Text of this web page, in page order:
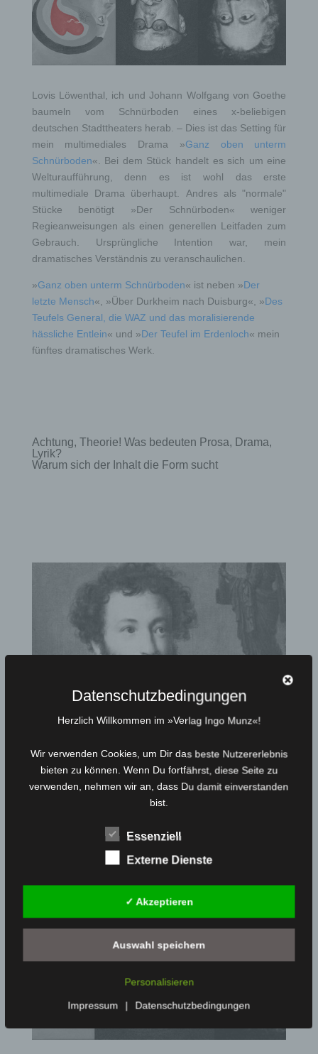
Lovis Löwenthal, ich und Johann Wolfgang von Goethe
baumeln vom Schnürboden eines x-beliebigen
deutschen Stadttheaters herab. – Dies ist das Setting für
mein multimediales Drama »Ganz oben unterm
Schnürboden«. Bei dem Stück handelt es sich um eine
Welturaufführung, denn es ist wohl das erste
multimediale Drama überhaupt. Andres als "normale"
Stücke benötigt »Der Schnürboden« weniger
Regieanweisungen als einen generellen Leitfaden zum
Gebrauch. Ursprüngliche Intention war, mein
dramatisches Verständnis zu veranschaulichen.
»Ganz oben unterm Schnürboden« ist neben »Der
letzte Mensch«, »Über Durkheim nach Duisburg«, »Des
Teufels General, die WAZ und das moralisierende
hässliche Entlein« und »Der Teufel im Erdenloch« mein
fünftes dramatisches Werk.
Achtung, Theorie! Was bedeuten Prosa, Drama,
Lyrik?
Warum sich der Inhalt die Form sucht
Literarisches Verständnis: Prosa
Starker Tobak! Warum, wer sendungsbewusst ist, am
besten Prosa verfertigt und Antwort auf die Frage,
wieder vergessen werden.
Datenschutzbedingungen
Herzlich Willkommen im »Verlag Ingo Munz«!
Wir verwenden Cookies, um Dir das beste Nutzererlebnis
bieten zu können. Wenn Du fortfährst, diese Seite zu
verwenden, nehmen wir an, dass Du damit einverstanden
bist.
Essenziell
Externe Dienste
✓ Akzeptieren
Auswahl speichern
Personalisieren
Impressum | Datenschutzbedingungen